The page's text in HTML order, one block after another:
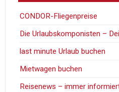
CONDOR-Fliegenpreise
Die Urlaubskomponisten –
last minute Urlaub buchen
Mietwagen buchen
Reisenews – immer